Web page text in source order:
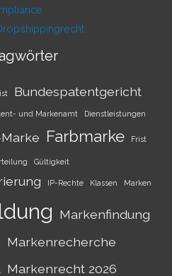
Bundespatentgericht
und Markenamt Dienstleistungen
Farbmarke Frist
Gültigkeit
IP-Rechte Klassen Marken
Markenfindung
Markenrecherche
Markenrecht 2026